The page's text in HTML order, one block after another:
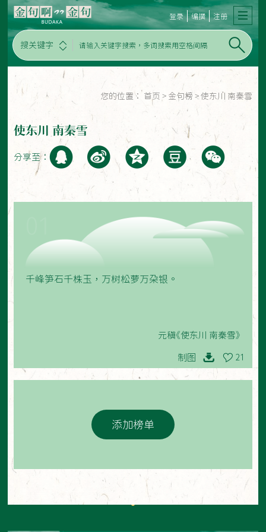
搜关键字
登录 编撰 注册
您的位置： 首页 > 金句榜 > 使东川 南秦雪
使东川 南秦雪
分享至：
千峰笋石千株玉，万树松萝万朵银。
元稹《使东川 南秦雪》
制图 21
添加榜单